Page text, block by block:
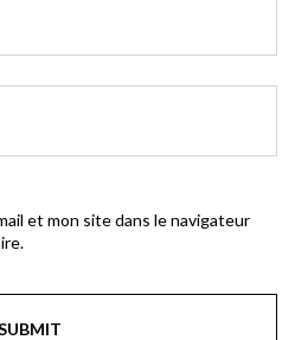
et mon site dans le navigateur